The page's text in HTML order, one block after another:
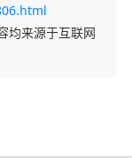
均来源于互联网